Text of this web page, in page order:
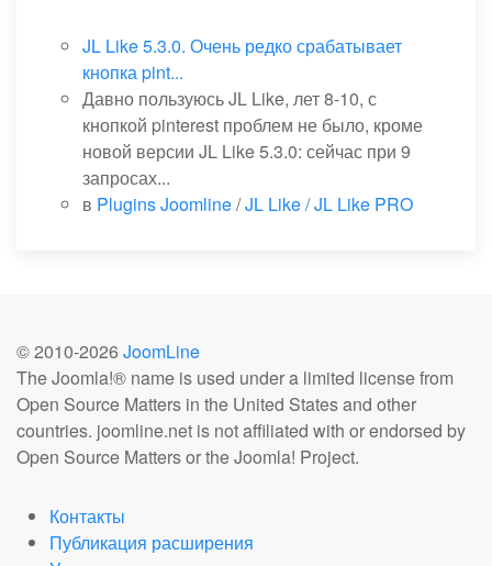
JL Like 5.3.0. Очень редко срабатывает
кнопка pint...
Давно пользуюсь JL Like, лет 8-10, с
кнопкой pinterest проблем не было, кроме
новой версии JL Like 5.3.0: сейчас при 9
запросах...
в Plugins Joomline/JL Like / JL Like PRO
© 2010-2026 JoomLine
The Joomla!® name is used under a limited license from
Open Source Matters in the United States and other
countries. joomline.net is not affiliated with or endorsed by
Open Source Matters or the Joomla! Project.
Контакты
Публикация расширения